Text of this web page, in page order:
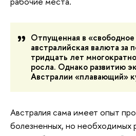
Отпущенная в «свободное
австралийская валюта за
тридцать лет
росла. Однако развитию
Австралии «плавающий»
Австралия сама имеет опыт
болезненных, но необходимых